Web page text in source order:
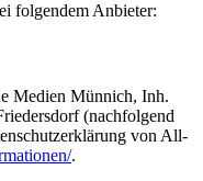
folgendem Anbieter:
Medien Münnich, Inh.
(nachfolgend
von All-
.